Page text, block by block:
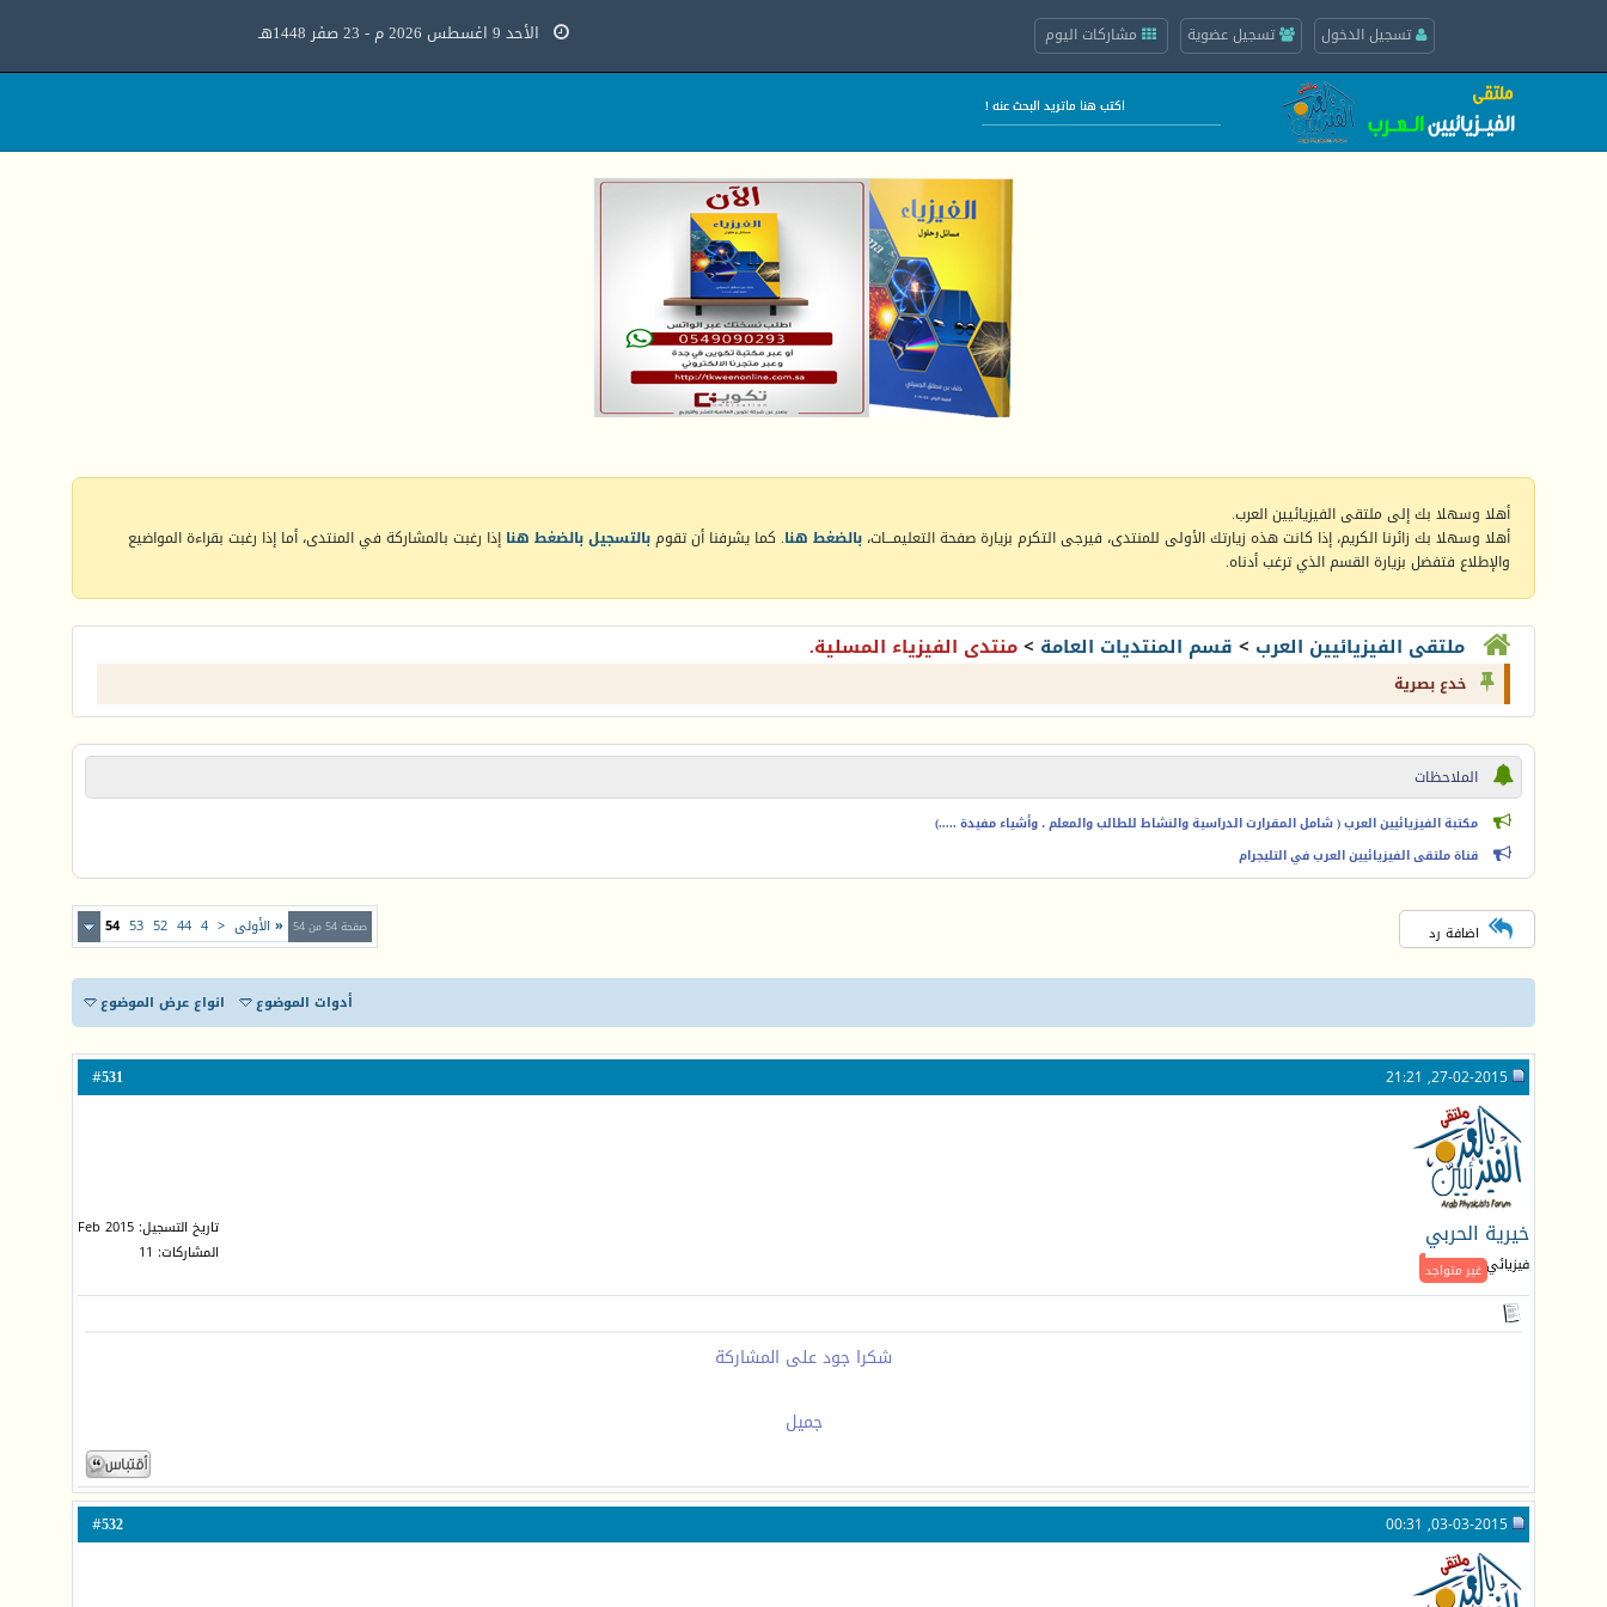
تسجيل الدخول تسجيل عضوية مشاركات اليوم الأحد 9 اغسطس 2026 م - 23 صفر 1448هـ
أهلا وسهلا بك إلى ملتقى الفيزيائيين العرب.
أهلا وسهلا بك زائرنا الكريم، إذا كانت هذه زيارتك الأولى للمنتدى، فيرجى التكرم بزيارة صفحة التعليمـــات، بالضغط هنا. كما يشرفنا أن تقومبالتسجيل بالضغط هنا إذا رغبت بالمشاركة في المنتدى، أما إذا رغبت بقراءة المواضيع
والإطلاع فتفضل بزيارة القسم الذي ترغب أدناه.
ملتقى الفيزيائيين العرب > قسم المنتديات العامة >منتدى الفيزياء المسلية.
خدع بصرية
الملاحظات
مكتبة الفيزيائيين العرب ( شامل المقرارت الدراسية والنشاط للطالب والمعلم ، وأشياء مفيدة .....)
قناة ملتقى الفيزيائيين العرب في التليجرام
اضافة رد صفحة 54 من 54 « الأولى <
4
44
52
53
54
أدوات الموضوع انواع عرض الموضوع
531
خيرية الحربي
غير متواجدفيزيائي جـديد
تاريخ التسجيل: Feb 2015
المشاركات: 11
شكرا جود على المشاركة
جميل
532